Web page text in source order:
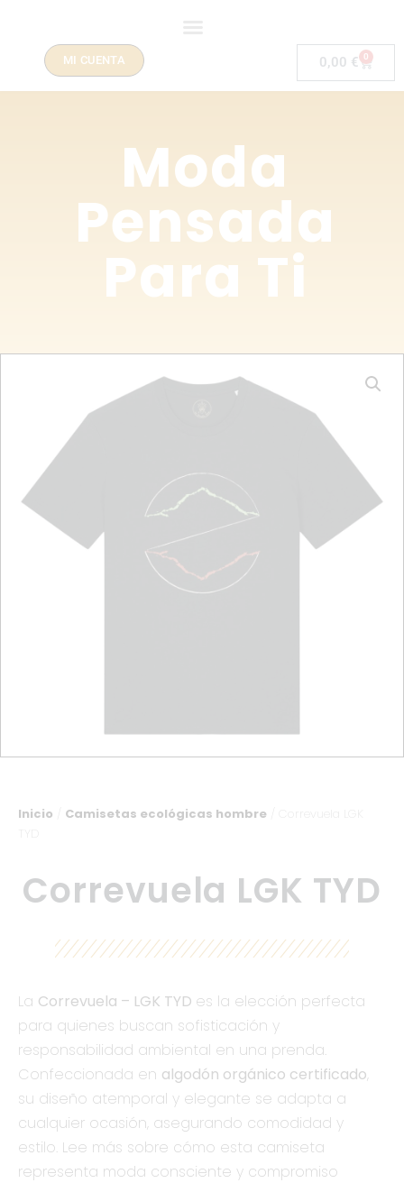
MI CUENTA 0,00 € 0
Moda
Pensada
Para Ti
Inicio Camisetas ecológicas hombre
Correvuela LGK TYD
La Correvuela – LGK TYD es la elección perfecta
para quienes buscan sofisticación y
responsabilidad ambiental en una prenda.
Confeccionada en algodón orgánico certificado,
su diseño atemporal y elegante se adapta a
cualquier ocasión, asegurando comodidad y
estilo. Lee más sobre cómo esta camiseta
representa moda consciente y compromiso